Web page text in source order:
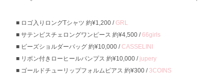
ロゴ入りロングTシャツ 約¥1,200 /GRL
サテンビスチェロングワンピース 約¥4,500 /66girls
ビーズショルダーバッグ 約¥10,000 /CASSELINI
リボン付きローヒールパンプス 約¥10,000 / jupery
ゴールドチューリップフォルムピアス 約¥300 / 3COINS